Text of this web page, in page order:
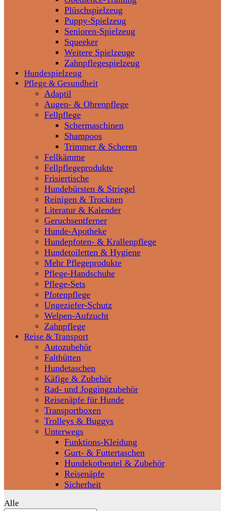
Plüschspielzeug
Puppy-Spielzeug
Senioren-Spielzeug
Squeeker
Weitere Spielzeuge
Zahnpflegespielzeug
Hundespielzeug
Pflege & Gesundheit
Adaptil
Augen- & Ohrenpflege
Fellpflege
Schermaschinen
Shampoos
Trimmer & Scheren
Fellkämme
Fellpflegeprodukte
Frisiertische
Hundebürsten & Striegel
Reinigen & Trocknen
Literatur & Kalender
Geruchsentferner
Hunde-Apotheke
Hundepfoten- & Krallenpflege
Hundetoiletten & Hygiene
Mehr Pflegeprodukte
Pflege-Handschuhe
Pflege-Sets
Pfotenpflege
Ungeziefer-Schutz
Welpen-Aufzucht
Zahnpflege
Reise & Transport
Autozubehör
Falthütten
Hundetaschen
Käfige & Zubehör
Rad- und Joggingzubehör
Reisenäpfe für Hunde
Transportboxen
Trolleys & Buggys
Unterwegs
Funktions-Kleidung
Gurt- & Futtertaschen
Hundekotbeutel & Zubehör
Reisenäpfe
Sicherheit
Alle